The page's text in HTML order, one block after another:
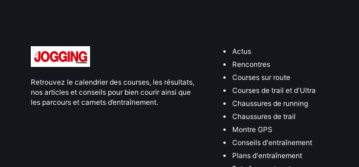
Retrouvez le calendrier des courses, les résultats,
nos articles et conseils pour bien courir ainsi que
les parcours et carnets d’entraînement.
Actus
Rencontres
Courses sur route
Courses de trail et d'Ultra
Chaussures de running
Chaussures de trail
Montre GPS
Conseils d'entraînement
Plans d'entraînement